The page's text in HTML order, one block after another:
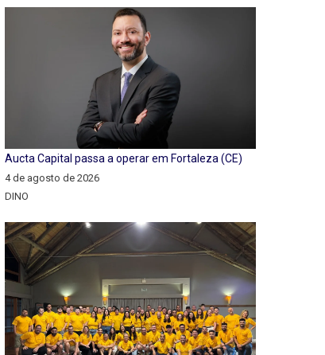
Aucta Capital passa a operar em Fortaleza (CE)
4 de agosto de 2026
DINO